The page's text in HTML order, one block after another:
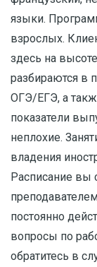
языки.
взрослых.
здесь на
разбираются в
ОГЭ/ЕГЭ, а
показатели
неплохие.
владения
Расписание вы
постоянно
вопросы по
обратитесь в